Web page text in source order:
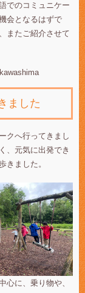
でのコミュニケー
会となるはずで
またご紹介させて
ました
クへ行ってきまし
、元気に出発でき
きました。
心に、乗り物や、